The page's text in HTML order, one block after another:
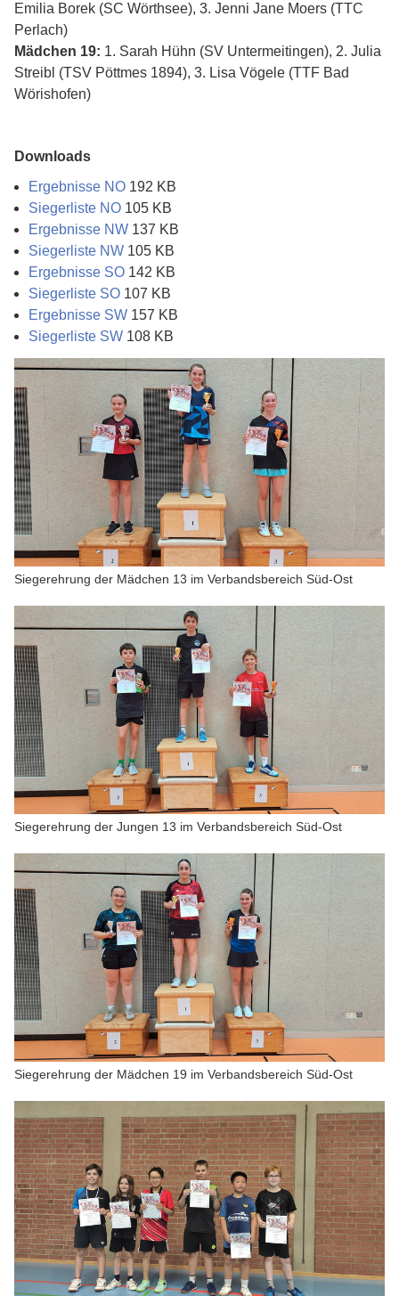
Emilia Borek (SC Wörthsee), 3. Jenni Jane Moers (TTC
Perlach)
Mädchen 19: 1. Sarah Hühn (SV Untermeitingen), 2. Julia
Streibl (TSV Pöttmes 1894), 3. Lisa Vögele (TTF Bad
Wörishofen)
Downloads
Ergebnisse NO 192 KB
Siegerliste NO 105 KB
Ergebnisse NW 137 KB
Siegerliste NW 105 KB
Ergebnisse SO 142 KB
Siegerliste SO 107 KB
Ergebnisse SW 157 KB
Siegerliste SW 108 KB
Siegerehrung der Mädchen 13 im Verbandsbereich Süd-Ost
Siegerehrung der Jungen 13 im Verbandsbereich Süd-Ost
Siegerehrung der Mädchen 19 im Verbandsbereich Süd-Ost